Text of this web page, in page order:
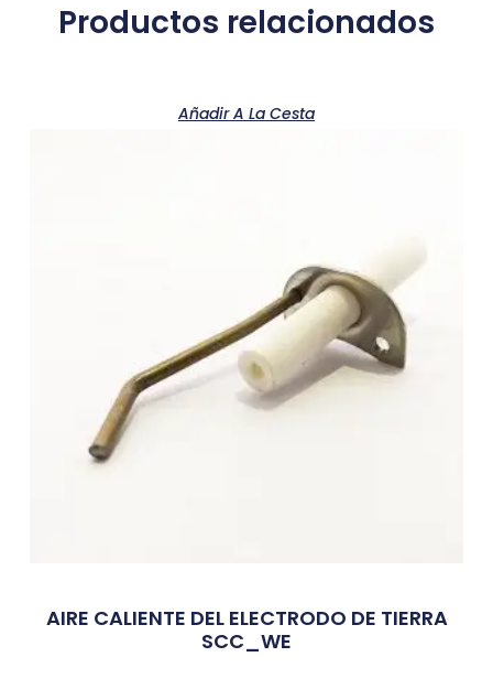
Productos relacionados
Añadir A La Cesta
AIRE CALIENTE DEL ELECTRODO DE TIERRA
SCC_WE